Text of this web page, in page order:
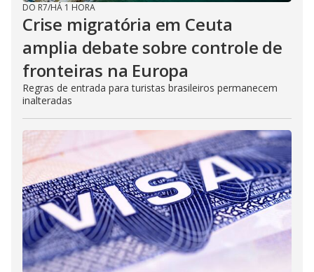
DO R7/HÁ 1 HORA
Crise migratória em Ceuta
amplia debate sobre controle de
fronteiras na Europa
Regras de entrada para turistas brasileiros permanecem
inalteradas